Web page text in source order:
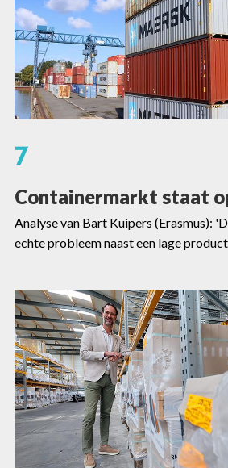
7
Containermarkt staat
Analyse van Bart Kuipers (Erasmus):
echte probleem naast een lage